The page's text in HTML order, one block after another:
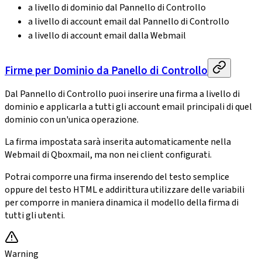
a livello di dominio dal Pannello di Controllo
a livello di account email dal Pannello di Controllo
a livello di account email dalla Webmail
Firme per Dominio da Panello di Controllo
Dal Pannello di Controllo puoi inserire una firma a livello di
dominio e applicarla a tutti gli account email principali di quel
dominio con un'unica operazione.
La firma impostata sarà inserita automaticamente nella
Webmail di Qboxmail, ma non nei client configurati.
Potrai comporre una firma inserendo del testo semplice
oppure del testo HTML e addirittura utilizzare delle variabili
per comporre in maniera dinamica il modello della firma di
tutti gli utenti.
Warning